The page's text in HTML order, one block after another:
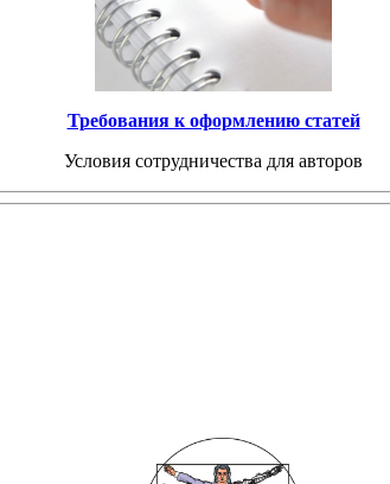
Требования к оформлению статей
Условия сотрудничества для авторов